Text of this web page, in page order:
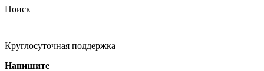
Поиск
Круглосуточная поддержка
Напишите